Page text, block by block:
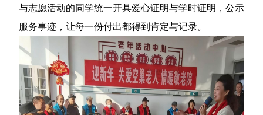
与志愿活动的同学统一开具爱心证明与学时证明，公示
服务事迹，让每一份付出都得到肯定与记录。